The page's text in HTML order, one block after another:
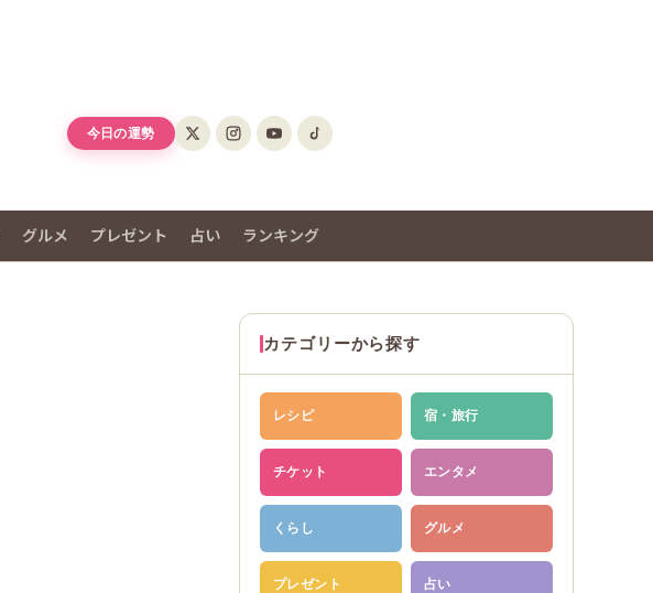
今日の運勢
グルメ プレゼント 占い ランキング
カテゴリーから探す
レシピ 宿・旅行
チケット エンタメ
くらし グルメ
プレゼント 占い